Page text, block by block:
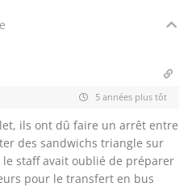
5 années plus tôt
ils ont dû faire un arrêt entre
des sandwichs triangle sur
staff avait oublié de préparer
pour le transfert en bus